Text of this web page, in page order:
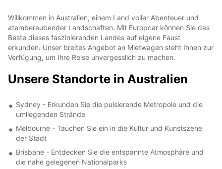
Willkommen in Australien, einem Land voller Abenteuer und
atemberaubender Landschaften. Mit Europcar können Sie das
Beste dieses faszinierenden Landes auf eigene Faust
erkunden. Unser breites Angebot an Mietwagen steht Ihnen zur
Verfügung, um Ihre Reise unvergesslich zu machen.
Unsere Standorte in Australien
Sydney - Erkunden Sie die pulsierende Metropole und die
umliegenden Strände
Melbourne - Tauchen Sie ein in die Kultur und Kunstszene
der Stadt
Brisbane - Entdecken Sie die entspannte Atmosphäre und
die nahe gelegenen Nationalparks